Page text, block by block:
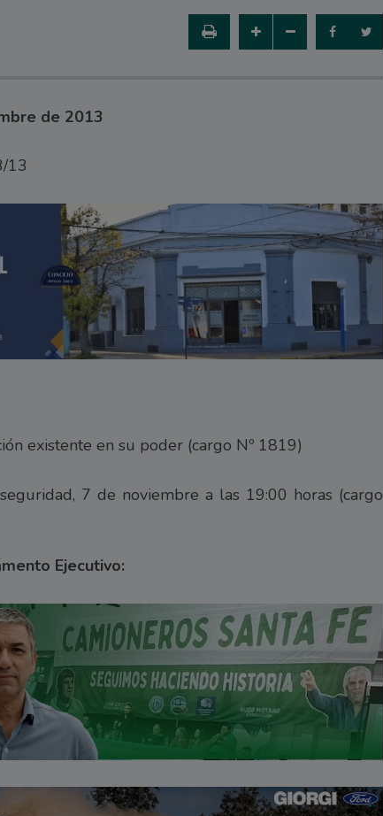
de 2013
13
existente en su poder (cargo Nº 1819)
7 de noviembre a las 19:00 horas (cargo
Ejecutivo: